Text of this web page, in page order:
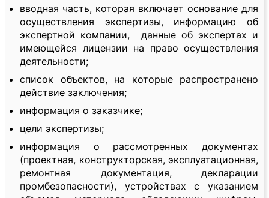
вводная часть, которая включает основание для
осуществления экспертизы, информацию об
экспертной компании, данные об экспертах и
имеющейся лицензии на право осуществления
деятельности;
список объектов, на которые распространено
действие заключения;
информация о заказчике;
цели экспертизы;
информация о рассмотренных документах
(проектная, конструкторская, эксплуатационная,
ремонтная документация, декларации
промбезопасности), устройствах с указанием